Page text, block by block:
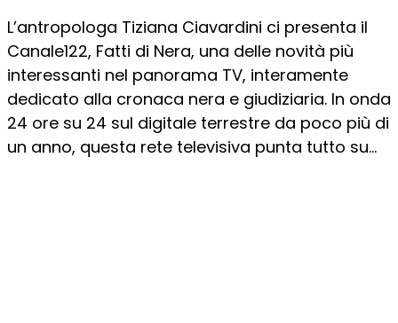
L’antropologa Tiziana Ciavardini ci presenta il
Canale122, Fatti di Nera, una delle novità più
interessanti nel panorama TV, interamente
dedicato alla cronaca nera e giudiziaria. In onda
24 ore su 24 sul digitale terrestre da poco più di
un anno, questa rete televisiva punta tutto su...